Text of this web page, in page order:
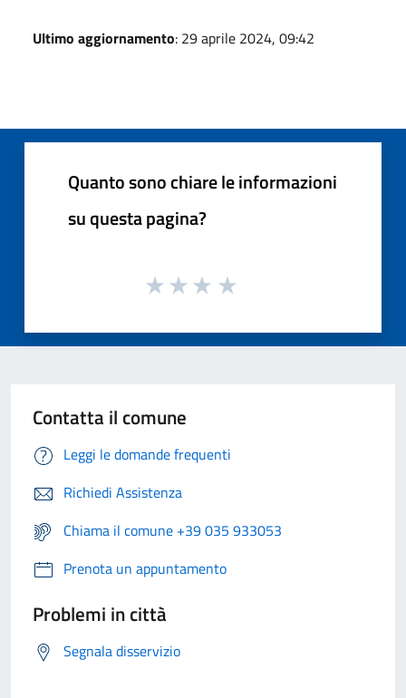
Ultimo aggiornamento: 29 aprile 2024, 09:42
Quanto sono chiare le informazioni
su questa pagina?
Contatta il comune
Leggi le domande frequenti
Richiedi Assistenza
Chiama il comune +39 035 933053
Prenota un appuntamento
Problemi in città
Segnala disservizio